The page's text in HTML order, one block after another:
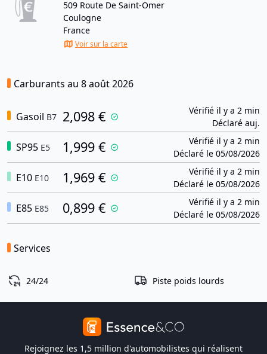
509 Route De Saint-Omer
Coulogne
France
Voir sur la carte
Carburants au 8 août 2026
Gasoil B7 2,098 €
Vérifié il y a 2 min
Déclaré auj.
SP95 E5 1,999 €
Vérifié il y a 2 min
Déclaré le 05/08/2026
E10 E10 1,969 €
Vérifié il y a 2 min
Déclaré le 05/08/2026
E85 E85 0,899 €
Vérifié il y a 2 min
Déclaré le 05/08/2026
Services
24/24 Piste poids lourds
Rejoignez les 1,5 million d'automobilistes qui réalisent